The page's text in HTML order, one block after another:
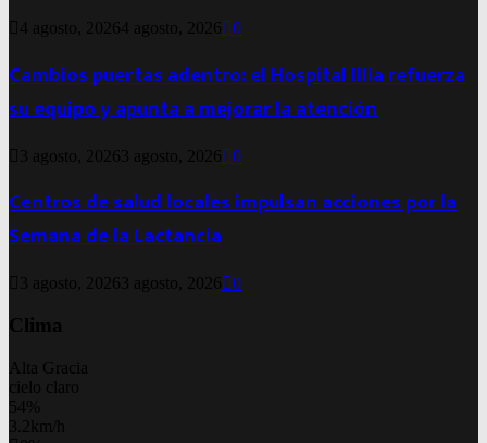
4 agosto, 20264 agosto, 2026 0
Cambios puertas adentro: el Hospital Illia refuerza
su equipo y apunta a mejorar la atención
3 agosto, 2026 3 agosto, 2026 0
Centros de salud locales impulsan acciones por la
Semana de la Lactancia
3 agosto, 2026 3 agosto, 2026 0
Clima
Alta Gracia
cielo claro
54%
3.2km/h